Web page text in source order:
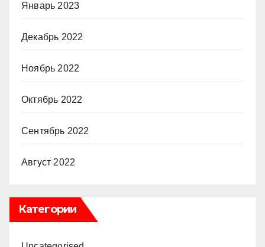
Январь 2023
Декабрь 2022
Ноябрь 2022
Октябрь 2022
Сентябрь 2022
Август 2022
Категории